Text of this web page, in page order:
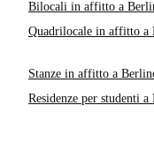
Bilocali in affitto a
Quadrilocale in affitto a
Stanze in affitto a
Residenze per studenti